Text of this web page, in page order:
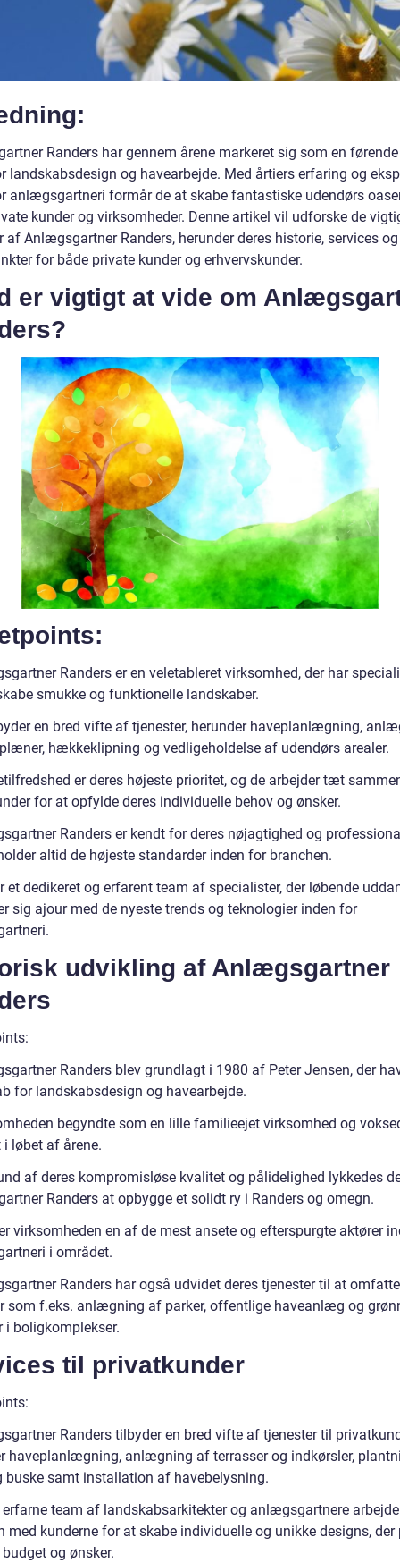
Randers har gennem årene markeret sig som en
landskabsdesign og havearbejde. Med årtiers erfaring og
anlægsgartneri formår de at skabe fantastiske udendørs
kunder og virksomheder. Denne artikel vil udforske de
af Anlægsgartner Randers, herunder deres historie, services og
for både private kunder og erhvervskunder.
er vigtigt at vide om
Randers er en veletableret virksomhed, der har
smukke og funktionelle landskaber.
en bred vifte af tjenester, herunder haveplanlægning,
hækkeklipning og vedligeholdelse af udendørs arealer.
er deres højeste prioritet, og de arbejder tæt
for at opfylde deres individuelle behov og ønsker.
Randers er kendt for deres nøjagtighed og
altid de højeste standarder inden for branchen.
et dedikeret og erfarent team af specialister, der løbende
sig ajour med de nyeste trends og teknologier inden for
udvikling af Anlægsgartner
Randers blev grundlagt i 1980 af Peter Jensen, der
for landskabsdesign og havearbejde.
begyndte som en lille familieejet virksomhed og
løbet af årene.
af deres kompromisløse kvalitet og pålidelighed lykkedes
Randers at opbygge et solidt ry i Randers og omegn.
virksomheden en af de mest ansete og efterspurgte aktører
i området.
Randers har også udvidet deres tjenester til at
som f.eks. anlægning af parker, offentlige haveanlæg og
i boligkomplekser.
til privatkunder
Randers tilbyder en bred vifte af tjenester til
haveplanlægning, anlægning af terrasser og indkørsler,
buske samt installation af havebelysning.
erfarne team af landskabsarkitekter og anlægsgartnere
med kunderne for at skabe individuelle og unikke designs, der
og ønsker.